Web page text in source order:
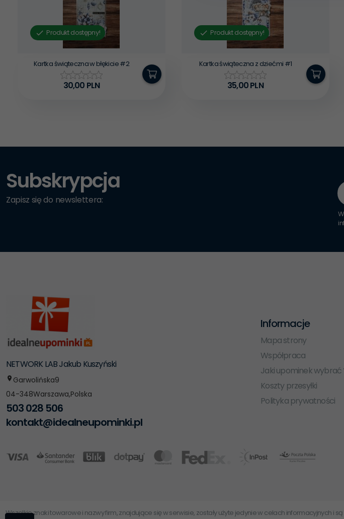
Produkt dostępny!
Kartka świąteczna w błękicie #2
30,00 PLN
Produkt dostępny!
Kartka świąteczna z dziećmi #1
35,00PLN
Subskrypcja
Zapisz się do newslettera:
NETWORK LAB Jakub Kuszyński
Garwolińska9
04-348Warszawa,Polska
503 028 506
kontakt@idealneupominki.pl
Informacje
Mapa strony
Współpraca
Jaki upominek wybrać
Koszty przesyłki
Polityka prywatności
Wszelkie znaki towarowe i nazwy firm, znajdujące się w serwisie, zostały użyte jedynie w celach informacyjnych i